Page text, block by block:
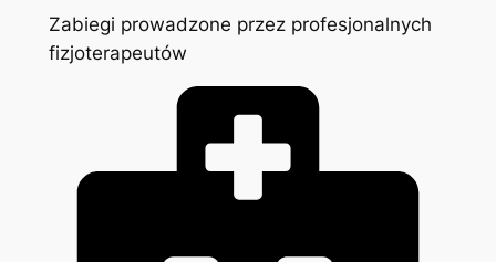
Zabiegi prowadzone przez profesjonalnych
fizjoterapeutów